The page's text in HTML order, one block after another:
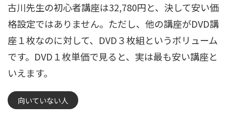
古川先生の初心者講座は32,780円と、決して安い価
格設定ではありません。ただし、他の講座がDVD講
座１枚なのに対して、DVD３枚組というボリューム
です。DVD１枚単価で見ると、実は最も安い講座と
いえます。
向いていない人